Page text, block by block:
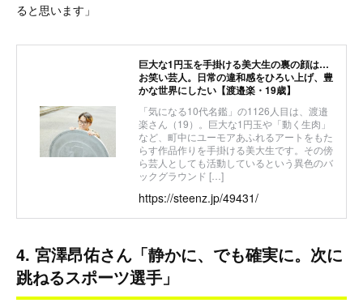
ると思います」
巨大な1円玉を手掛ける美大生の裏の顔は…
お笑い芸人。日常の違和感をひろい上げ、豊
かな世界にしたい【渡邉楽・19歳】
「気になる10代名鑑」の1126人目は、渡邉
楽さん（19）。巨大な1円玉や「動く生肉」
など、町中にユーモアあふれるアートをもた
らす作品作りを手掛ける美大生です。その傍
ら芸人としても活動しているという異色のバ
ックグラウンド […]
https://steenz.jp/49431/
4. 宮澤昂佑さん「静かに、でも確実に。次に
跳ねるスポーツ選手」